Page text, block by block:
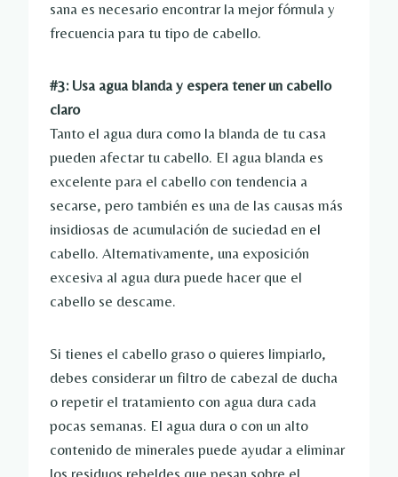
sana es necesario encontrar la mejor fórmula y
frecuencia para tu tipo de cabello.
#3: Usa agua blanda y espera tener un cabello
claro
Tanto el agua dura como la blanda de tu casa
pueden afectar tu cabello. El agua blanda es
excelente para el cabello con tendencia a
secarse, pero también es una de las causas más
insidiosas de acumulación de suciedad en el
cabello. Alternativamente, una exposición
excesiva al agua dura puede hacer que el
cabello se descame.
Si tienes el cabello graso o quieres limpiarlo,
debes considerar un filtro de cabezal de ducha
o repetir el tratamiento con agua dura cada
pocas semanas. El agua dura o con un alto
contenido de minerales puede ayudar a eliminar